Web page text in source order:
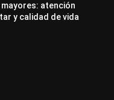
mayores: atención
y calidad de vida